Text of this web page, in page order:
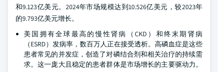
和9.123亿美元。2024年市场规模达到10.526亿美元，较2023年
的9.793亿美元增长。
美国拥有全球最高的慢性肾病（CKD）和终末期肾病
（ESRD）发病率，数百万人正在接受透析。高磷血症是这些
患者常见的并发症，创造了对磷结合剂和相关治疗的持续需
求。这一庞大且稳定的患者群体是市场增长的主要驱动力。